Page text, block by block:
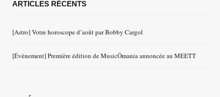
ARTICLES RÉCENTS
[Astro] Votre horoscope d’août par Bobby Cargol
[Évènement] Première édition de MusicÔmania annoncée au MEETT